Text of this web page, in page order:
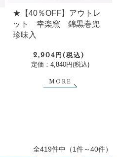
★【40％OFF】アウトレ
ット 幸楽窯 錦黒巻兜
珍味入
2,904円(税込)
定価：4,840円(税込)
MORE
全419件中（1件～40件）